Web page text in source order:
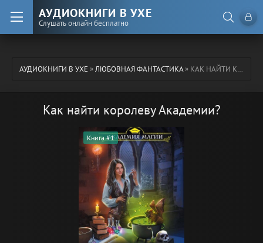
АУДИОКНИГИ В УХЕ
Слушать онлайн бесплатно
АУДИОКНИГИ В УХЕ»ЛЮБОВНАЯ ФАНТАСТИКА» КАК НАЙТИ КОРОЛЕВУ АКАДЕМИИ?
Как найти королеву Академии?
Книга #1